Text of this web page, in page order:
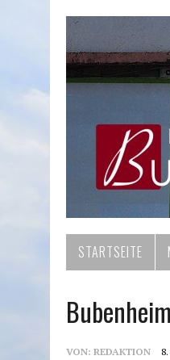
STARTSEITE
VON: REDAKTION